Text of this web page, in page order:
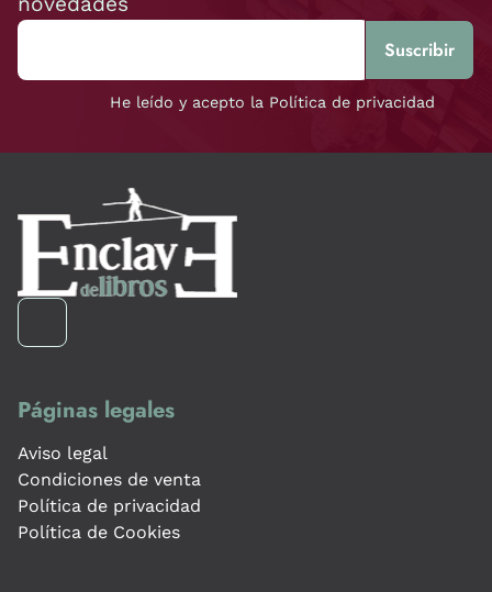
He leído y acepto la Política de privacidad
Páginas legales
Aviso legal
Condiciones de venta
Política de privacidad
Política de Cookies